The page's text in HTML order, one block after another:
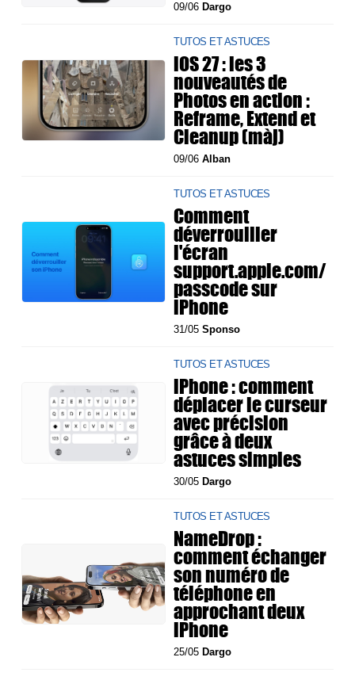
09/06 Dargo
TUTOS ET ASTUCES
iOS 27 : les 3
nouveautés de
Photos en action :
Reframe, Extend et
Cleanup (màj)
09/06Alban
TUTOS ET ASTUCES
Comment
déverrouiller
l'écran
support.apple.com/
passcode sur
iPhone
31/05Sponso
TUTOS ET ASTUCES
iPhone : comment
déplacer le curseur
avec précision
grâce à deux
astuces simples
30/05 Dargo
TUTOS ET ASTUCES
NameDrop :
comment échanger
son numéro de
téléphone en
approchant deux
iPhone
25/05 Dargo